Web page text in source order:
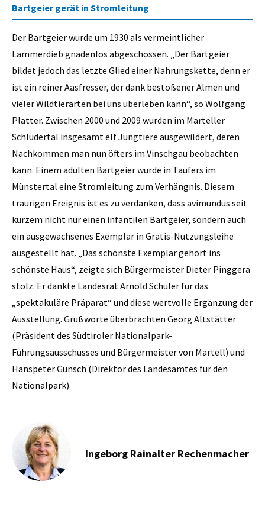
Bartgeier gerät in Stromleitung
Der Bartgeier wurde um 1930 als vermeintlicher
Lämmerdieb gnadenlos abgeschossen. „Der Bartgeier
bildet jedoch das letzte Glied einer Nahrungskette, denn er
ist ein reiner Aasfresser, der dank bestoßener Almen und
vieler Wildtierarten bei uns überleben kann“, so Wolfgang
Platter. Zwischen 2000 und 2009 wurden im Marteller
Schludertal insgesamt elf Jungtiere ausgewildert, deren
Nachkommen man nun öfters im Vinschgau beobachten
kann. Einem adulten Bartgeier wurde in Taufers im
Münstertal eine Stromleitung zum Verhängnis. Diesem
traurigen Ereignis ist es zu verdanken, dass avimundus seit
kurzem nicht nur einen infantilen Bartgeier, sondern auch
ein ausgewachsenes Exemplar in Gratis-Nutzungsleihe
ausgestellt hat. „Das schönste Exemplar gehört ins
schönste Haus“, zeigte sich Bürgermeister Dieter Pinggera
stolz. Er dankte Landesrat Arnold Schuler für das
„spektakuläre Präparat“ und diese wertvolle Ergänzung der
Ausstellung. Grußworte überbrachten Georg Altstätter
(Präsident des Südtiroler Nationalpark-
Führungsausschusses und Bürgermeister von Martell) und
Hanspeter Gunsch (Direktor des Landesamtes für den
Nationalpark).
Ingeborg Rainalter Rechenmacher